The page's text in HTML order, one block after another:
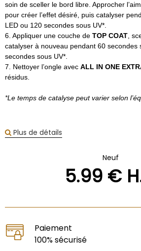
soin de sceller le bord libre. Approcher
pour créer l’effet désiré, puis catalyser
LED ou 120 secondes sous UV*.
6. Appliquer une couche de TOP COAT,
catalyser à nouveau pendant 60 secondes
secondes sous UV*.
7. Nettoyer l’ongle avec ALL IN ONE
résidus.
*Le temps de catalyse peut varier selon
Plus de détails
Neuf
5.99€
Paiement
100% sécurisé